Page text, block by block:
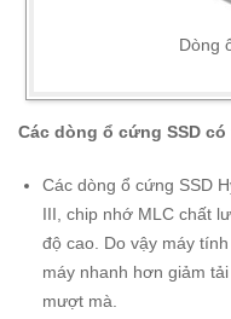
Dòng
Các dòng ổ cứng SSD
Các dòng ổ cứng SSD
III, chip nhớ MLC chất
độ cao. Do vậy máy
máy nhanh hơn giảm
mượt mà.